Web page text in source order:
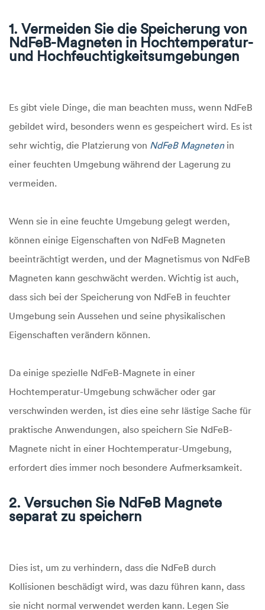
1. Vermeiden Sie die Speicherung von
NdFeB-Magneten in Hochtemperatur-
und Hochfeuchtigkeitsumgebungen
Es gibt viele Dinge, die man beachten muss, wenn NdFeB
gebildet wird, besonders wenn es gespeichert wird. Es ist
sehr wichtig, die Platzierung von NdFeB Magneten in
einer feuchten Umgebung während der Lagerung zu
vermeiden.
Wenn sie in eine feuchte Umgebung gelegt werden,
können einige Eigenschaften von NdFeB Magneten
beeinträchtigt werden, und der Magnetismus von NdFeB
Magneten kann geschwächt werden. Wichtig ist auch,
dass sich bei der Speicherung von NdFeB in feuchter
Umgebung sein Aussehen und seine physikalischen
Eigenschaften verändern können.
Da einige spezielle NdFeB-Magnete in einer
Hochtemperatur-Umgebung schwächer oder gar
verschwinden werden, ist dies eine sehr lästige Sache für
praktische Anwendungen, also speichern Sie NdFeB-
Magnete nicht in einer Hochtemperatur-Umgebung,
erfordert dies immer noch besondere Aufmerksamkeit.
2. Versuchen Sie NdFeB Magnete
separat zu speichern
Dies ist, um zu verhindern, dass die NdFeB durch
Kollisionen beschädigt wird, was dazu führen kann, dass
sie nicht normal verwendet werden kann. Legen Sie